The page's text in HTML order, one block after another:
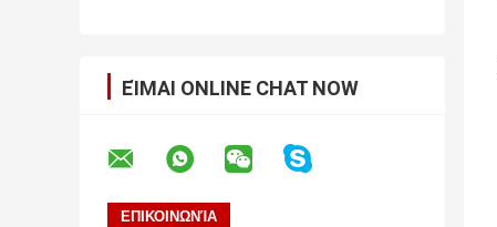
ΕΊΜΑΙ ONLINE CHAT NOW